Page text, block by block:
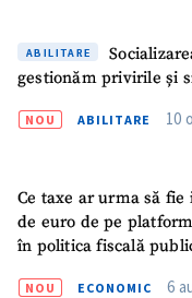
ABILITARE
gestionăm privirile și
NOU ABILITARE 10
Ce taxe ar urma să fie
de euro de pe
în politica fiscală
NOU ECONOMIC 6